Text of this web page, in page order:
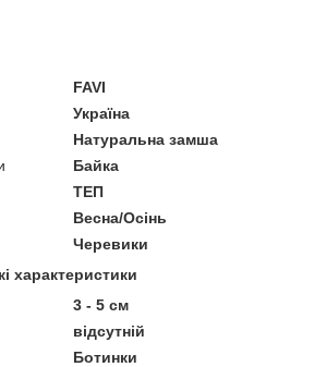
FAVI
Україна
Натуральна замша
Байка
ТЕП
Весна/Осінь
Черевики
характеристики
3 - 5 см
відсутній
Ботинки